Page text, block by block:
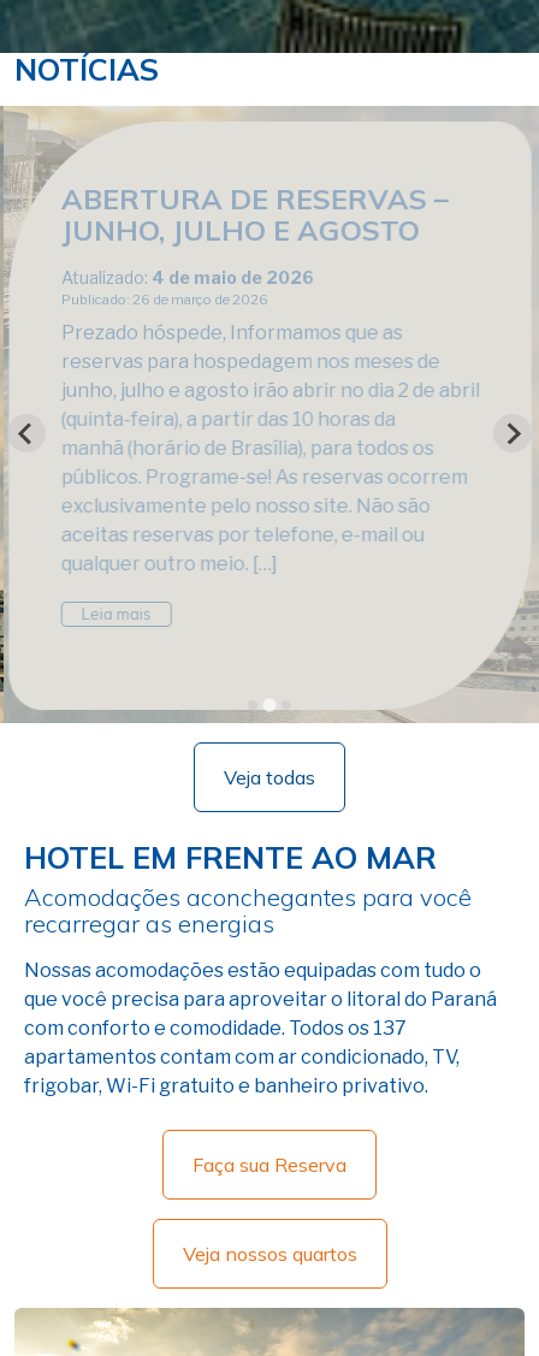
NOTÍCIAS
ABERTURA DE RESERVAS –
JUNHO, JULHO E AGOSTO
Atualizado: 4 de maio de 2026
Publicado: 26 de março de 2026
Prezado hóspede, Informamos que as
reservas para hospedagem nos meses de
junho, julho e agosto irão abrir no dia 2 de abril
(quinta-feira), a partir das 10 horas da
manhã (horário de Brasília), para todos os
públicos. Programe-se! As reservas ocorrem
exclusivamente pelo nosso site. Não são
aceitas reservas por telefone, e-mail ou
qualquer outro meio. […]
Leia maisfrom ABERTURA DE RESERVAS – JUNHO, JULHO E
Veja todas
HOTEL EM FRENTE AO MAR
Acomodações aconchegantes para você
recarregar as energias
Nossas acomodações estão equipadas com tudo o
que você precisa para aproveitar o litoral do Paraná
com conforto e comodidade. Todos os 137
apartamentos contam com ar condicionado, TV,
frigobar, Wi-Fi gratuito e banheiro privativo.
Faça sua Reserva
Veja nossos quartos